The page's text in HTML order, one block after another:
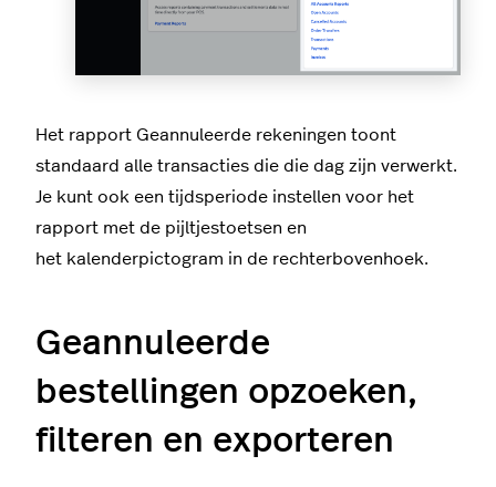
Het rapport Geannuleerde rekeningen toont
standaard alle transacties die die dag zijn verwerkt.
Je kunt ook een tijdsperiode instellen voor het
rapport met de pijltjestoetsen en
het kalenderpictogram in de rechterbovenhoek.
Geannuleerde
bestellingen opzoeken,
filteren en exporteren